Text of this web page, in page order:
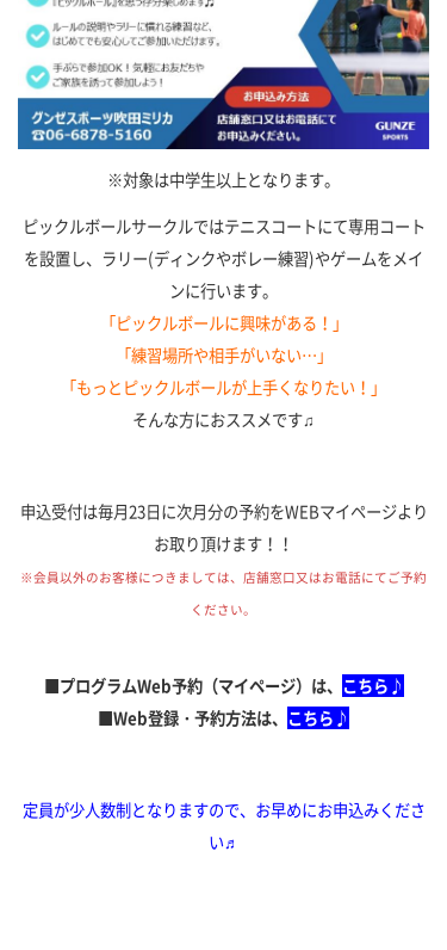
※対象は中学生以上となります。
ピックルボールサークルではテニスコートにて専用コート
を設置し、ラリー(ディンクやボレー練習)やゲームをメイ
ンに行います。
「ピックルボールに興味がある！」
「練習場所や相手がいない…」
「もっとピックルボールが上手くなりたい！」
そんな方におススメです♫
申込受付は毎月23日に次月分の予約をWEBマイページより
お取り頂けます！！
※会員以外のお客様につきましては、 店舗窓口又はお電話にてご予約
ください。
■プログラムWeb予約（マイページ）は、 こちら♪
■Web登録・予約方法は、 こちら♪
定員が少人数制となりますので、お早めにお申込みくださ
い♬